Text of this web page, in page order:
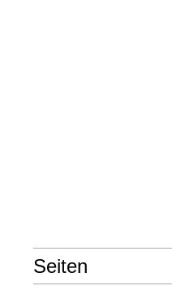
Seiten